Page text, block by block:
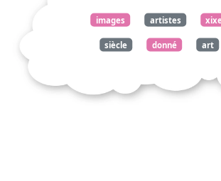
images artistes
siècle donné art